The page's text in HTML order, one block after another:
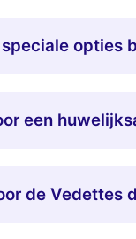
opties
een
de Vedettes